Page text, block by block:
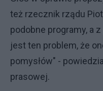
też rzecznik rządu
podobne programy, a
jest ten problem, że
pomysłów" -
prasowej.